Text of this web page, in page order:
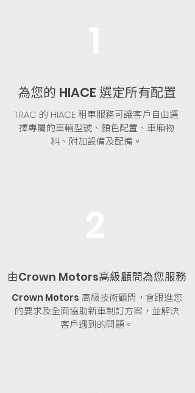
為您的 HIACE 選定所有配置
TRAC 的 HIACE租車服務可讓客戶自由選
擇專屬的車輛型號、顏色配置、車廂物
料、附加設備及配備。
由Crown Motors高級顧問為您服務
Crown Motors 高級技術顧問，會跟進您
的要求及全面協助新車制訂方案，並解決
客戶遇到的問題。